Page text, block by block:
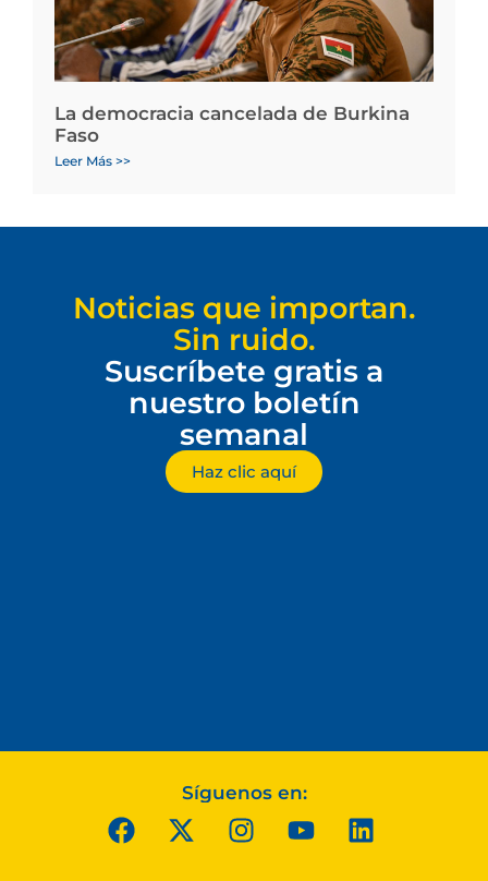
La democracia cancelada de Burkina
Faso
Leer Más >>
Noticias que importan.
Sin ruido.
Suscríbete gratis a
nuestro boletín
semanal
Haz clic aquí
Síguenos en: